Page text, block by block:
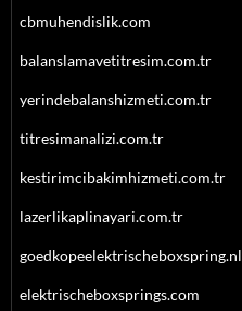
cbmuhendislik.com
balanslamavetitresim.com.tr
yerindebalanshizmeti.com.tr
titresimanalizi.com.tr
kestirimcibakimhizmeti.com.tr
lazerlikaplinayari.com.tr
goedkopeelektrischeboxspring.nl
elektrischeboxsprings.com